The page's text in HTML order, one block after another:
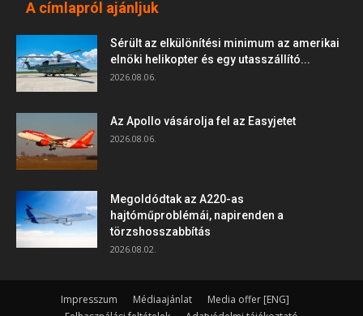
A címlapról ajánljuk
Sérült az elkülönítési minimum az amerikai
elnöki helikopter és egy utasszállító...
2026.08.06.
Az Apollo vásárolja fel az Easyjetet
2026.08.06.
Megoldódtak az A220-as
hajtóműproblémái, napirenden a
törzshosszabbítás
2026.08.02.
Impresszum Médiaajánlat
Media offer [ENG]